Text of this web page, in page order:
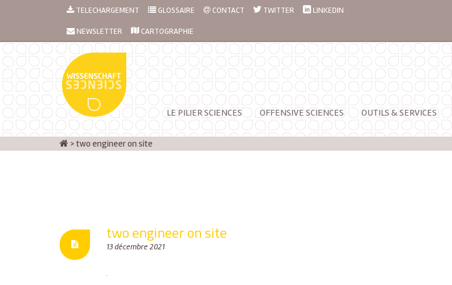
TELECHARGEMENT GLOSSAIRE CONTACT TWITTER LINKEDIN
NEWSLETTER CARTOGRAPHIE
LE PILIER SCIENCES OFFENSIVE SCIENCES OUTILS & SERVICES
>two engineer on site
two engineer on site
13 décembre 2021